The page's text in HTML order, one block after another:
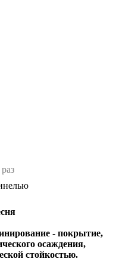
- покрытие,
осаждения,
стойкостью.